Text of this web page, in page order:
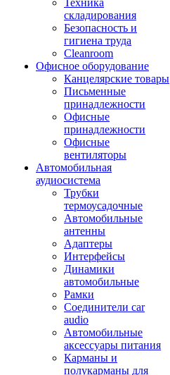
Техника
складирования
Безопасность и
гигиена труда
Cleanroom
Офисное оборудование
Канцелярские товары
Письменные
принадлежности
Офисные
принадлежности
Офисные
вентиляторы
Автомобильная
аудиосистема
Трубки
термоусадочные
Автомобильные
антенны
Адаптеры
Интерфейсы
Динамики
автомобильные
Рамки
Соединители car
audio
Автомобильные
аксессуары питания
Карманы и
полукарманы для